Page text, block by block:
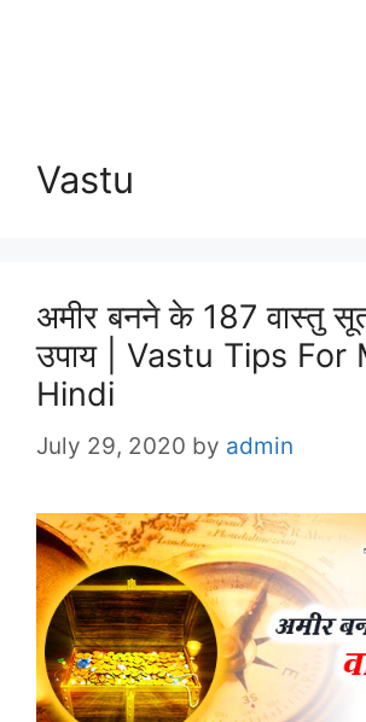
Vastu
अमीर बनने के 187 वास्तु
उपाय | Vastu Tips For
Hindi
July 29, 2020 by admin